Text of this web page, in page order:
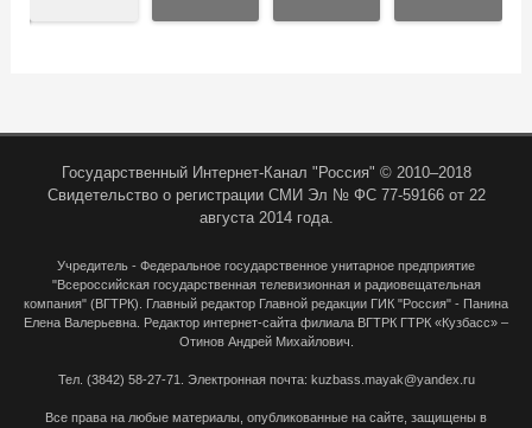
Государственный Интернет-Канал "Россия" © 2010–2018
Свидетельство о регистрации СМИ Эл № ФС 77-59166 от 22
августа 2014 года.
Учредитель - Федеральное государственное унитарное предприятие
"Всероссийская государственная телевизионная и радиовещательная
компания" (ВГТРК). Главный редактор Главной редакции ГИК "Россия" - Панина
Елена Валерьевна. Редактор интернет-сайта филиала ВГТРК ГТРК «Кузбасс» –
Отинов Андрей Михайлович.
Тел. (3842) 58-27-71. Электронная почта: kuzbass.mayak@yandex.ru
Все права на любые материалы, опубликованные на сайте, защищены в